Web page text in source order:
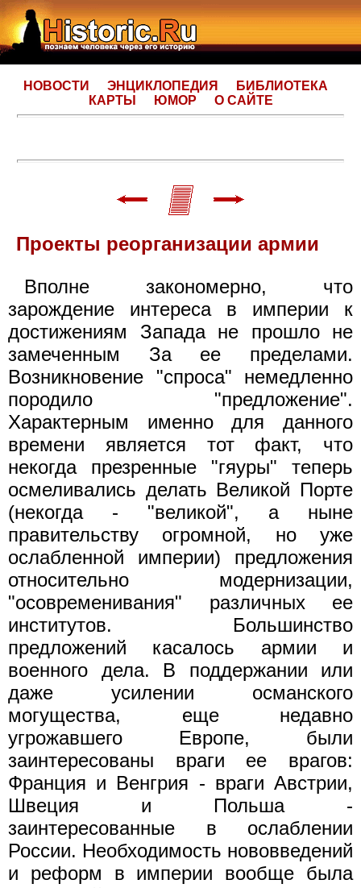
НОВОСТИ ЭНЦИКЛОПЕДИЯ
БИБЛИОТЕКА
КАРТЫ
ЮМОР О САЙТЕ
Проекты реорганизации армии
Вполне закономерно, что
зарождение интереса в империи к
достижениям Запада не прошло не
замеченным За ее пределами.
Возникновение "спроса" немедленно
породило "предложение".
Характерным именно для данного
времени является тот факт, что
некогда презренные "гяуры" теперь
осмеливались делать Великой Порте
(некогда - "великой", а ныне
правительству огромной, но уже
ослабленной империи) предложения
относительно модернизации,
"осовременивания" различных ее
институтов. Большинство
предложений касалось армии и
военного дела. В поддержании или
даже усилении османского
могущества, еще недавно
угрожавшего Европе, были
заинтересованы враги ее врагов:
Франция и Венгрия - враги Австрии,
Швеция и Польша -
заинтересованные в ослаблении
России. Необходимость нововведений
и реформ в империи вообще была